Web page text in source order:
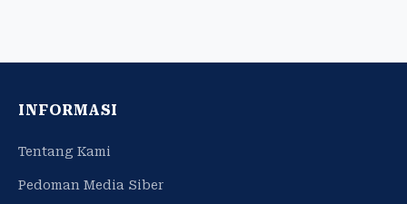
INFORMASI
Tentang Kami
Pedoman Media Siber